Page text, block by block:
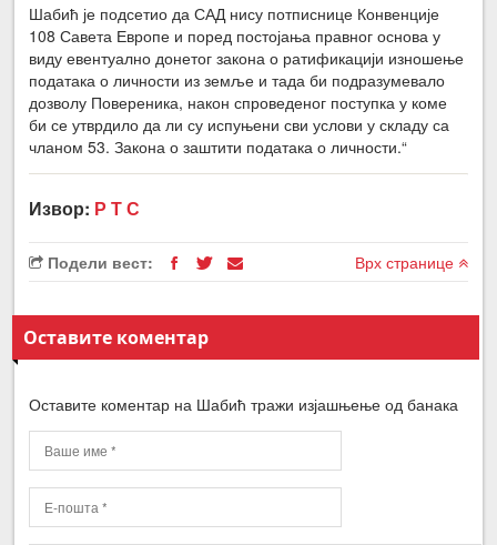
Шабић је подсетио да САД нису потписнице Конвенције
108 Савета Европе и поред постојања правног основа у
виду евентуално донетог закона о ратификацији изношење
података о личности из земље и тада би подразумевало
дозволу Повереника, након спроведеног поступка у коме
би се утврдило да ли су испуњени сви услови у складу са
чланом 53. Закона о заштити података о личности.“
Извор: Р Т С
Подели вест: Врх странице
Оставите коментар
Оставите коментар на Шабић тражи изјашњење од банака